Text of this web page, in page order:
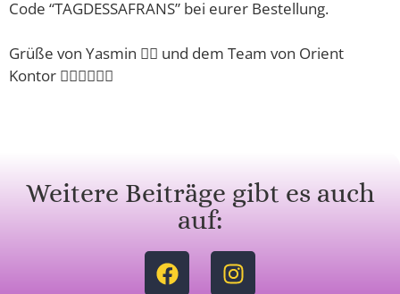
Code “TAGDESSAFRANS” bei eurer Bestellung.
Grüße von Yasmin 🙋‍♀️ und dem Team von Orient
Kontor 🙋‍♂️🙋‍♂️🙋‍♂️
Weitere Beiträge gibt es auch
auf: